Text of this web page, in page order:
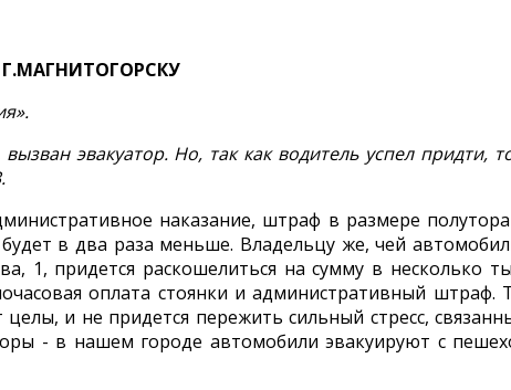
эвакуатор. Но, так как водитель успел придти,
наказание, штраф в размере полутора
в два раза меньше. Владельцу же, чей
1, придется раскошелиться на сумму в несколько
оплата стоянки и административный штраф.
и не придется пережить сильный стресс,
- в нашем городе автомобили эвакуируют с